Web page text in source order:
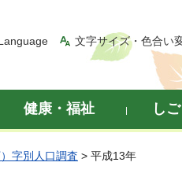
文字サイズ・色合い
健康・福祉 し
字別人口調査 > 平成13年